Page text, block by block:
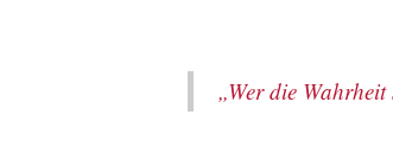
„Wer die